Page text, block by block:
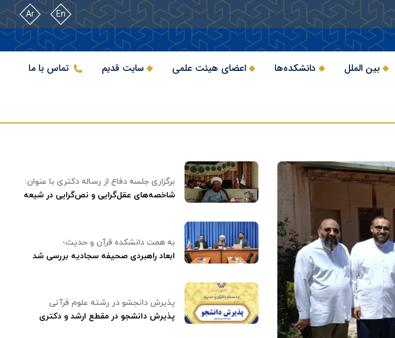
En
Ar
بین الملل دانشکده‌ها اعضای هیئت علمی سایت قدیم تماس با ما
برگزاری جلسه دفاع از رساله دکتری با عنوان:
شاخصه‌های عقل‌گرایی و نص‌گرایی در شیعه
به همت دانشکده قرآن و حدیث؛
ابعاد راهبردی صحیفه سجادیه بررسی شد
پذیرش دانجشو در رشته علوم قرآنی
پذیرش دانشجو در مقطع ارشد و دکتری